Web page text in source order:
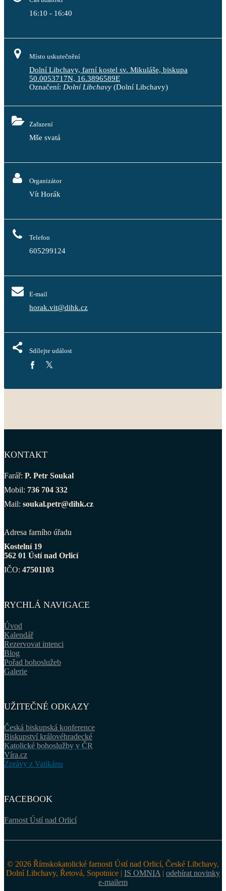
16:10 - 16:40
Místo uskutečnění
Dolní Libchavy, farní kostel sv. Mikuláše, biskupa
50.0053717N, 16.3896589E
Označení: Dolní Libchavy (Dolní Libchavy)
Zařazení
Mše svatá
Organizátor
Vít Horák
Telefon
605299124
E-mail
horak.vit@dihk.cz
Sdílejte událost
KONTAKT
Farář: P. Petr Soukal
Mobil: 736 704 332
Mail: soukal.petr@dihk.cz
Adresa farního úřadu
Kostelní 19
562 01 Ústí nad Orlicí
IČO: 47501103
RYCHLÁ NAVIGACE
Úvod
Kalendář
Rezervovat intenci
Blog
Pořad bohoslužeb
Galerie
UŽITEČNÉ ODKAZY
Česká biskupská konference
Biskupství královéhradecké
Katolické bohoslužby v ČR
Víra.cz
Zprávy z Vatikánu
FACEBOOK
Farnost Ústí nad Orlicí
© 2026 Římskokatolické farnosti Ústí nad Orlicí, České Libchavy,
Dolní Libchavy, Řetová, Sopotnice | IS OMNIA | odebírat novinky
e-mailem